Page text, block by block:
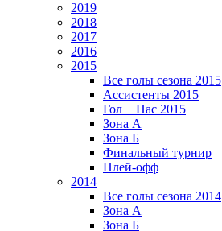
2019
2018
2017
2016
2015
Все голы сезона 2015
Ассистенты 2015
Гол + Пас 2015
Зона А
Зона Б
Финальный турнир
Плей-офф
2014
Все голы сезона 2014
Зона А
Зона Б